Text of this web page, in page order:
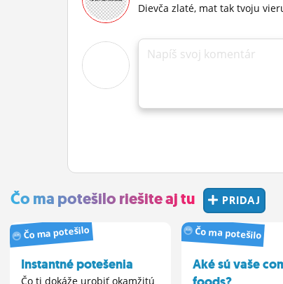
Dievča zlaté, mat tak tvoju
Napíš svoj komentár
Čo ma potešilo riešite aj tu PRIDAJ
Čo ma potešilo
Instantné potešenia
Čo ti dokáže urobiť okamžitú
Čo ma potešilo
Aké sú vaše